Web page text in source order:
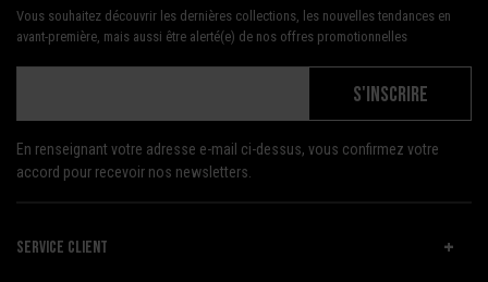
Vous souhaitez découvrir les dernières collections, les nouvelles tendances en
avant-première, mais aussi être alerté(e) de nos offres promotionnelles
S'INSCRIRE
En renseignant votre adresse e-mail ci-dessus, vous confirmez votre
accord pour recevoir nos newsletters.
SERVICE CLIENT